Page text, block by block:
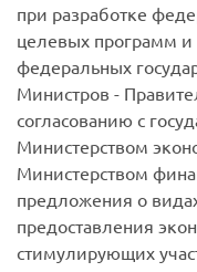
при разработке
целевых программ и
федеральных
Министров -
согласованию с
Министерством
Министерством
предложения о
предоставления
стимулирующих